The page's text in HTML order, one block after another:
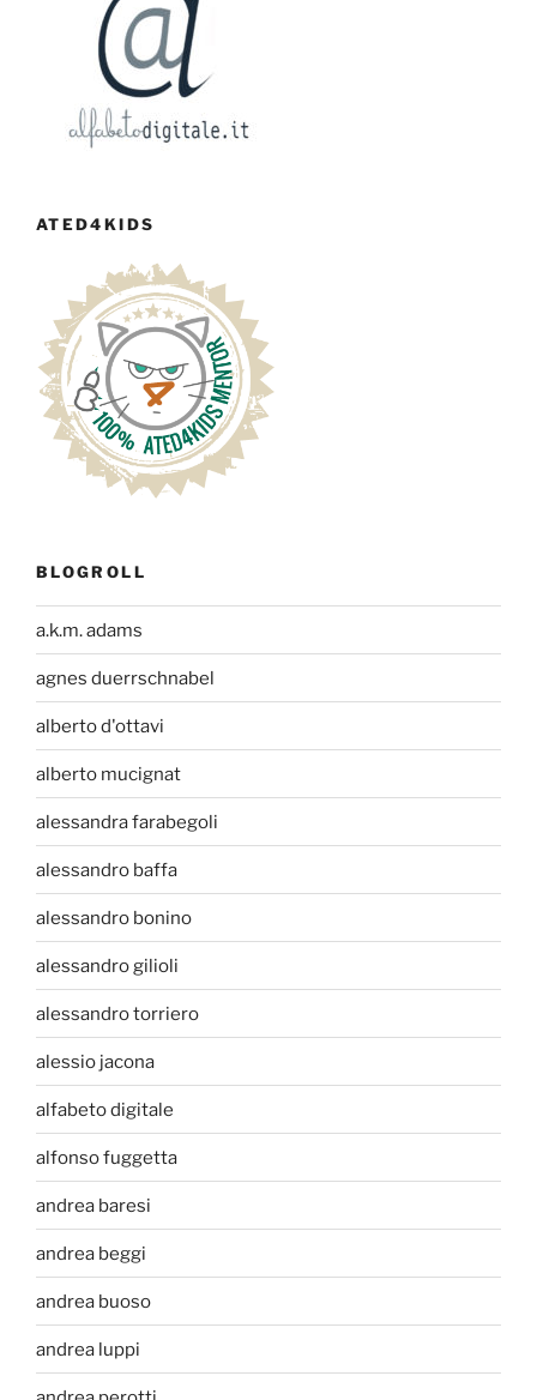
ATED4KIDS
BLOGROLL
a.k.m. adams
agnes duerrschnabel
alberto d'ottavi
alberto mucignat
alessandra farabegoli
alessandro baffa
alessandro bonino
alessandro gilioli
alessandro torriero
alessio jacona
alfabeto digitale
alfonso fuggetta
andrea baresi
andrea beggi
andrea buoso
andrea luppi